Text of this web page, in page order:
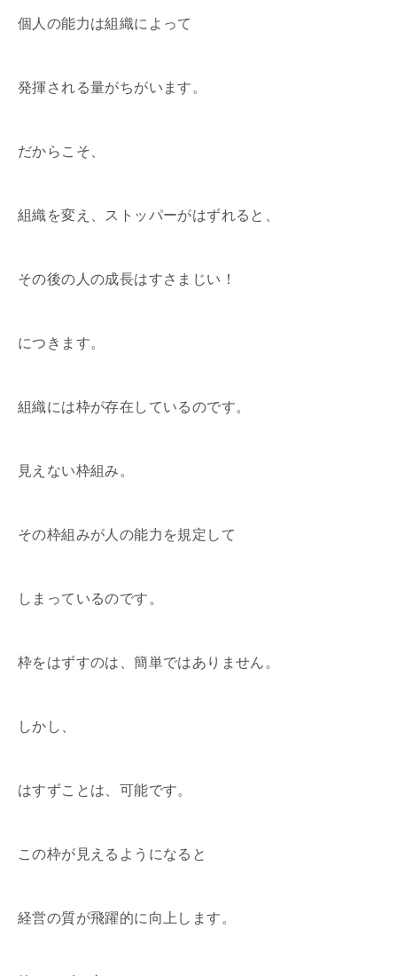
個人の能力は組織によって
発揮される量がちがいます。
だからこそ、
組織を変え、ストッパーがはずれると、
その後の人の成長はすさまじい！
につきます。
組織には枠が存在しているのです。
見えない枠組み。
その枠組みが人の能力を規定して
しまっているのです。
枠をはずすのは、簡単ではありません。
しかし、
はすずことは、可能です。
この枠が見えるようになると
経営の質が飛躍的に向上します。